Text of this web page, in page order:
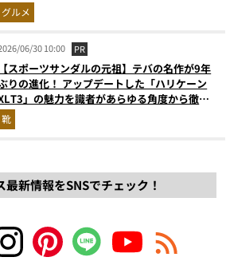
グルメ
06/30 10:00 PR
【スポーツサンダルの元祖】テバの名作が9年
りの進化！ アップデートした「ハリケーン
」の魅力を識者があらゆる角度から徹底
説！
靴
最新情報をSNSでチェック！